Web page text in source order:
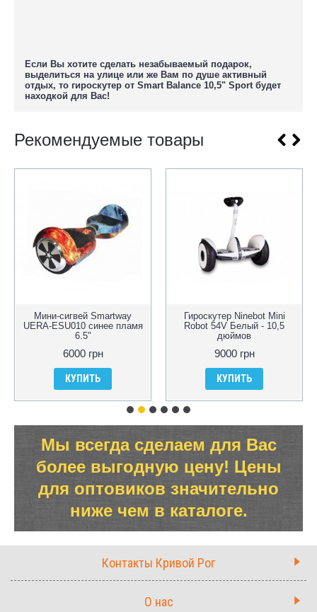
Если Вы хотите сделать незабываемый подарок,
выделиться на улице или же Вам по душе активный
отдых, то гироскутер от Smart Balance 10,5" Sport будет
находкой для Вас!
Рекомендуемые товары
Мини-сигвей Smartway
UERA-ESU010 синее пламя
6.5"
6000 грн
КУПИТЬ
Гироскутер Ninebot Mini
Robot 54V Белый - 10,5
дюймов
9000 грн
КУПИТЬ
Мы всегда сделаем для Вас
более выгодную цену! Цены
для оптовиков значительно
ниже чем в каталоге.
Контакты Кривой Рог
О нас